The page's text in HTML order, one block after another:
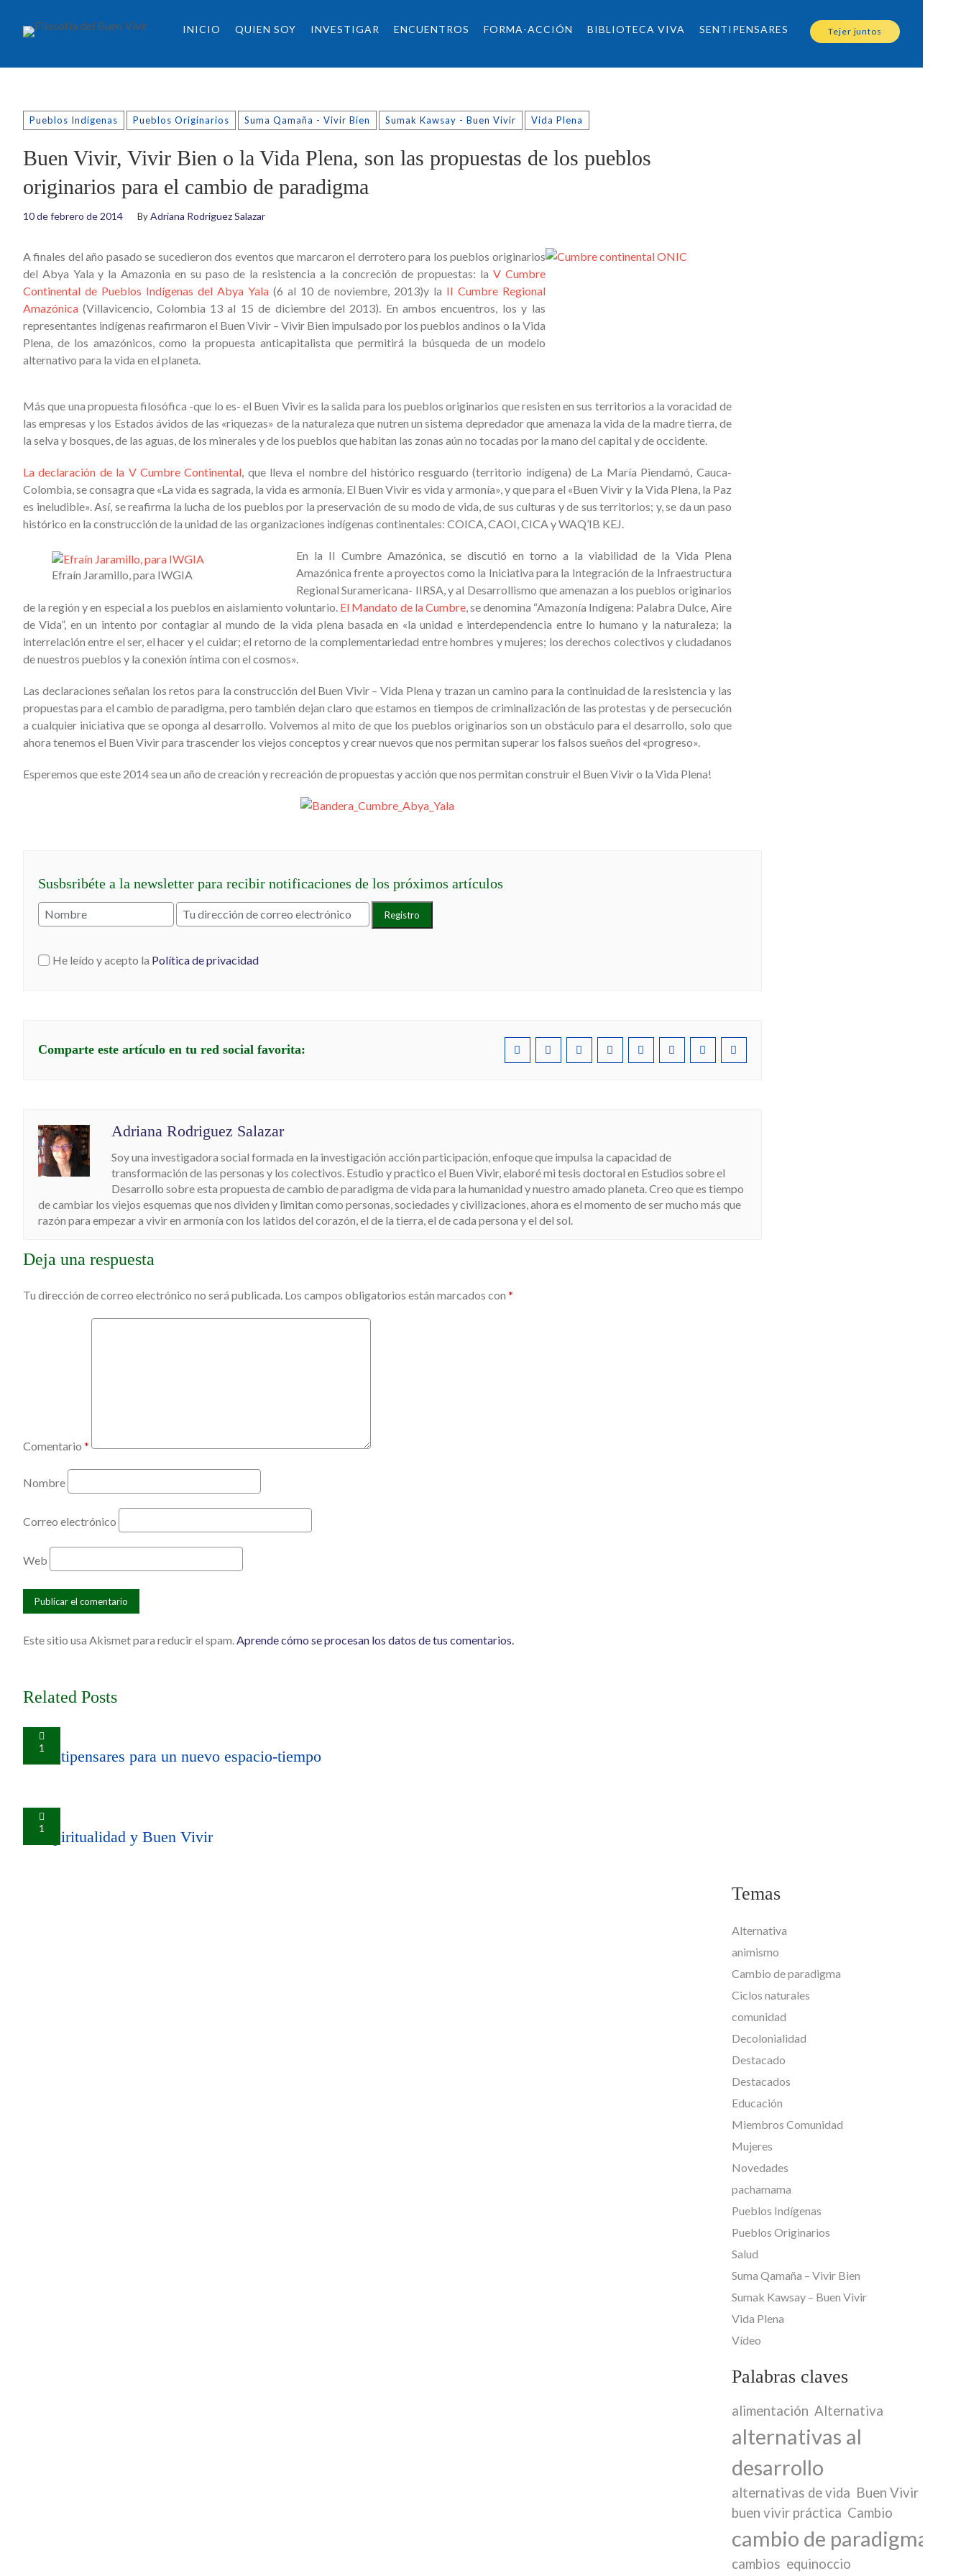
INICIO QUIEN SOY INVESTIGAR ENCUENTROS FORMA-ACCIÓN BIBLIOTECA VIVA SENTIPENSARES Tejer juntos
Pueblos Indígenas Pueblos Originarios Suma Qamaña - Vivir Bien Sumak Kawsay - Buen Vivir Vida Plena
Buen Vivir, Vivir Bien o la Vida Plena, son las propuestas de los pueblos
originarios para el cambio de paradigma
10 de febrero de 2014 ByAdriana Rodriguez Salazar
A finales del año pasado se sucedieron dos eventos que marcaron el derrotero para los pueblos originarios
del Abya Yala y la Amazonia en su paso de la resistencia a la concreción de propuestas: la V Cumbre
Continental de Pueblos Indígenas del Abya Yala(6 al 10 de noviembre, 2013)y la II Cumbre Regional
Amazónica (Villavicencio, Colombia 13 al 15 de diciembre del 2013). En ambos encuentros, los y las
representantes indígenas reafirmaron el Buen Vivir – Vivir Bien impulsado por los pueblos andinos o la Vida
Plena, de los amazónicos, como la propuesta anticapitalista que permitirá la búsqueda de un modelo
alternativo para la vida en el planeta.
Más que una propuesta filosófica -que lo es- el Buen Vivir es la salida para los pueblos originarios que resisten en sus territorios a la voracidad de
las empresas y los Estados ávidos de las «riquezas» de la naturaleza que nutren un sistema depredador que amenaza la vida de la madre tierra, de
la selva y bosques, de las aguas, de los minerales y de los pueblos que habitan las zonas aún no tocadas por la mano del capital y de occidente.
La declaración de la V Cumbre Continental, que lleva el nombre del histórico resguardo (territorio indígena) de La María Piendamó, Cauca-
Colombia, se consagra que «La vida es sagrada, la vida es armonía. El Buen Vivir es vida y armonía», y que para el «Buen Vivir y la Vida Plena, la Paz
es ineludible». Así, se reafirma la lucha de los pueblos por la preservación de su modo de vida, de sus culturas y de sus territorios; y, se da un paso
histórico en la construcción de la unidad de las organizaciones indígenas continentales: COICA, CAOI, CICA y WAQ’IB KEJ.
Efraín Jaramillo, para IWGIA
En la II Cumbre Amazónica, se discutió en torno a la viabilidad de la Vida Plena
Amazónica frente a proyectos como la Iniciativa para la Integración de la Infraestructura
Regional Suramericana- IIRSA, y al Desarrollismo que amenazan a los pueblos originarios
de la región y en especial a los pueblos en aislamiento voluntario. El Mandato de la Cumbre, se denomina “Amazonía Indígena: Palabra Dulce, Aire
de Vida”, en un intento por contagiar al mundo de la vida plena basada en «la unidad e interdependencia entre lo humano y la naturaleza; la
interrelación entre el ser, el hacer y el cuidar; el retorno de la complementariedad entre hombres y mujeres; los derechos colectivos y ciudadanos
de nuestros pueblos y la conexión íntima con el cosmos».
Las declaraciones señalan los retos para la construcción del Buen Vivir – Vida Plena y trazan un camino para la continuidad de la resistencia y las
propuestas para el cambio de paradigma, pero también dejan claro que estamos en tiempos de criminalización de las protestas y de persecución
a cualquier iniciativa que se oponga al desarrollo. Volvemos al mito de que los pueblos originarios son un obstáculo para el desarrollo, solo que
ahora tenemos el Buen Vivir para trascender los viejos conceptos y crear nuevos que nos permitan superar los falsos sueños del «progreso».
Esperemos que este 2014 sea un año de creación y recreación de propuestas y acción que nos permitan construir el Buen Vivir o la Vida Plena!
Susbsribéte a la newsletter para recibir notificaciones de los próximos artículos
He leído y acepto la Política de privacidad
Comparte este artículo en tu red social favorita:
Adriana Rodriguez Salazar
Soy una investigadora social formada en la investigación acción participación, enfoque que impulsa la capacidad de
transformación de las personas y los colectivos. Estudio y practico el Buen Vivir, elaboré mi tesis doctoral en Estudios sobre el
Desarrollo sobre esta propuesta de cambio de paradigma de vida para la humanidad y nuestro amado planeta. Creo que es tiempo
de cambiar los viejos esquemas que nos dividen y limitan como personas, sociedades y civilizaciones, ahora es el momento de ser mucho más que
razón para empezar a vivir en armonía con los latidos del corazón, el de la tierra, el de cada persona y el del sol.
Deja una respuesta
Tu dirección de correo electrónico no será publicada. Los campos obligatorios están marcados con *
Comentario *
Nombre
Correo electrónico
Web
Este sitio usa Akismet para reducir el spam.Aprende cómo se procesan los datos de tus comentarios.
Related Posts
1Sentipensares para un nuevo espacio-tiempo
1Espiritualidad y Buen Vivir
Temas
Alternativa
animismo
Cambio de paradigma
Ciclos naturales
comunidad
Decolonialidad
Destacado
Destacados
Educación
Miembros Comunidad
Mujeres
Novedades
pachamama
Pueblos Indígenas
Pueblos Originarios
Salud
Suma Qamaña – Vivir Bien
Sumak Kawsay – Buen Vivir
Vida Plena
Vídeo
Palabras claves
alimentación Alternativa
alternativas al
desarrollo
alternativas de vida Buen Vivir
buen vivir práctica Cambio
cambio de paradigma
cambios equinoccio